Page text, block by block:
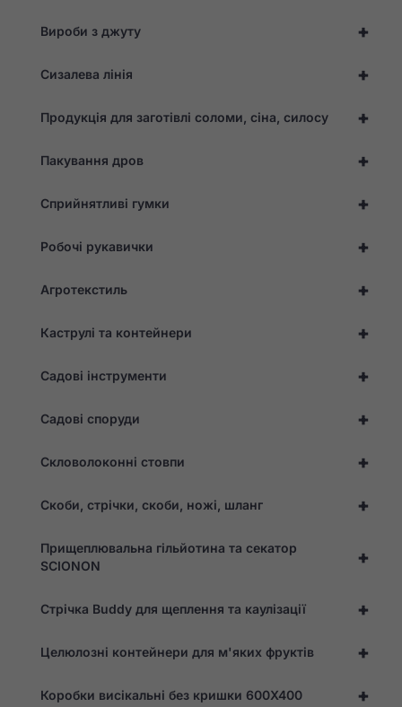
+
Вироби з джуту
+
Сизалева лінія
+
Продукція для заготівлі соломи, сіна, силосу
+
Пакування дров
+
Сприйнятливі гумки
+
Робочі рукавички
+
Агротекстиль
+
Каструлі та контейнери
+
Садові інструменти
+
Садові споруди
+
Скловолоконні стовпи
+
Скоби, стрічки, скоби, ножі, шланг
+
Прищеплювальна гільйотина та секатор
SCIONON
+
Стрічка Buddy для щеплення та каулізації
+
Целюлозні контейнери для м'яких фруктів
+
Коробки висікальні без кришки 600X400
Досвід
щоб наш
під час
вашого
Якщо ви
файлів